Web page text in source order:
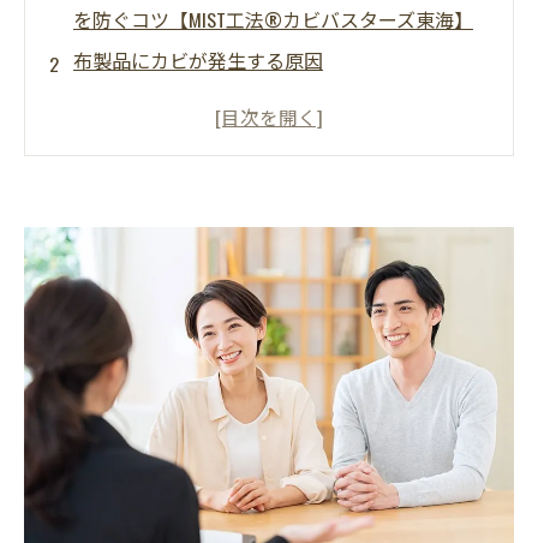
を防ぐコツ【MIST工法®カビバスターズ東海】
布製品にカビが発生する原因
布製品のカビを取り除く正しい方法
プロに相談すべきケースとは？
まとめ：日常的な予防がカビ対策の鍵